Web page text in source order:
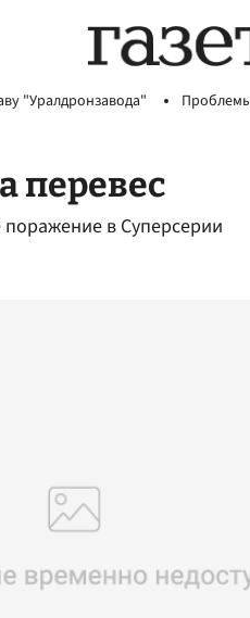
"Уралдронзавода"
перевес
в Суперсерии